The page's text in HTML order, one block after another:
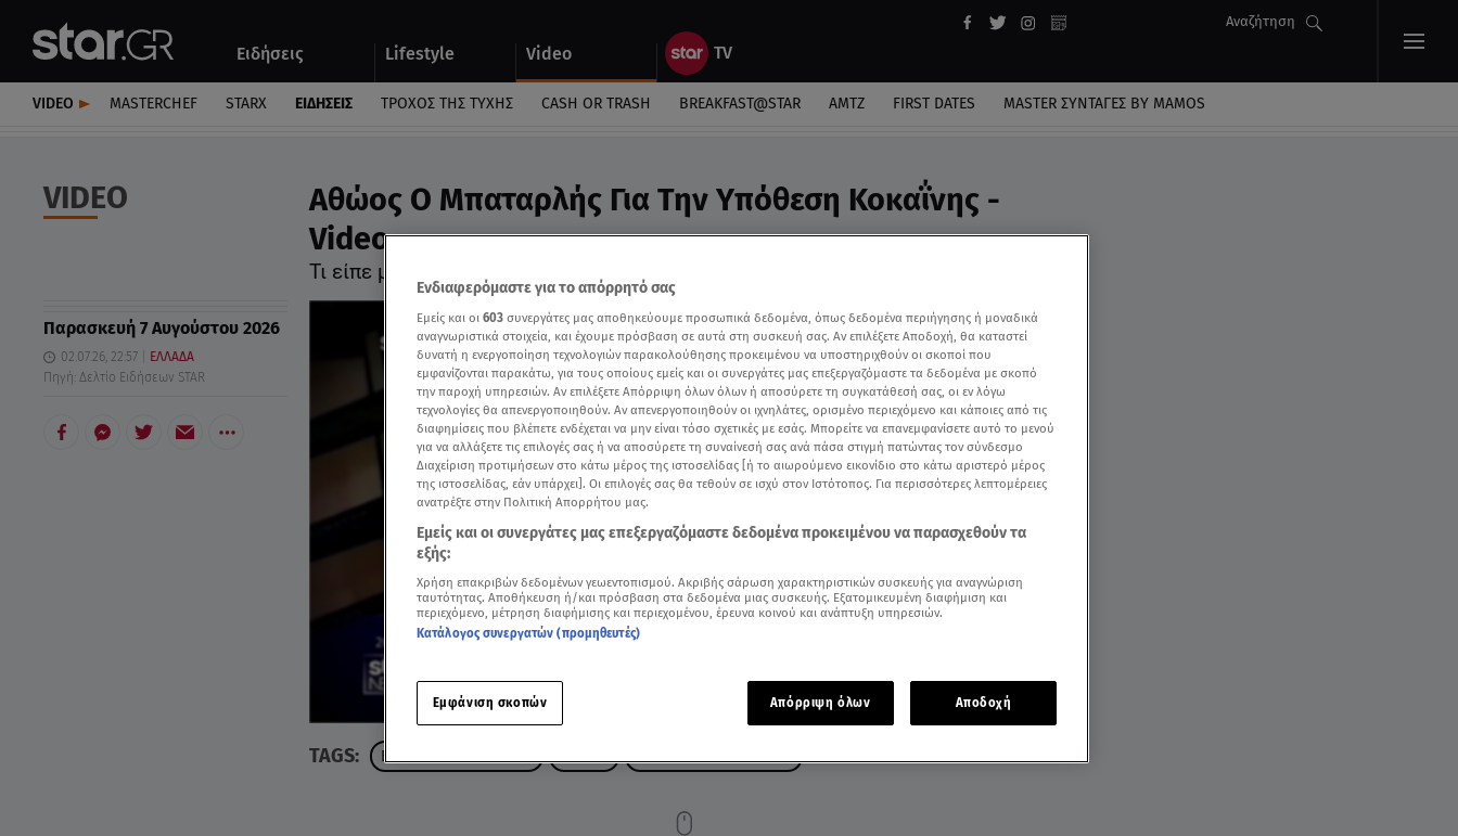
Ειδήσεις Lifestyle Video
Αναζήτηση
Αυτοκίνητο
VIDEO MASTERCHEF STARX ΕΙΔΉΣΕΙΣ ΤΡΟΧΌΣ ΤΗΣ ΤΎΧΗΣ CASH OR TRASH BREAKFAST@STAR ΑΜΤΖ FIRST DATES MASTER ΣΥΝΤΑΓΈΣ BY MAMOS
VIDEO
Αθώος Ο Μπαταρλής Για Την Υπόθεση Κοκαΐνης -
Video
Τι είπε μετά την απόφαση στο Star
Παρασκευή 7 Αυγούστου 2026
02.07.26, 22:57
ΕΛΛΑΔΑ
Πηγή: Δελτίο Ειδήσεων STAR
TAGS: ΒΑΓΓΕΛΗΣ ΜΠΑΤΑΡΛΗΣ
Ενδιαφερόμαστε για το απόρρητό σας
Εμείς και οι 603 συνεργάτες μας αποθηκεύουμε προσωπικά δεδομένα, όπως δεδομένα περιήγησης ή μοναδικά
αναγνωριστικά στοιχεία, και έχουμε πρόσβαση σε αυτά στη συσκευή σας. Αν επιλέξετε Αποδοχή, θα καταστεί
δυνατή η ενεργοποίηση τεχνολογιών παρακολούθησης προκειμένου να υποστηριχθούν οι σκοποί που
εμφανίζονται παρακάτω, για τους οποίους εμείς και οι συνεργάτες μας επεξεργαζόμαστε τα δεδομένα με σκοπό
την παροχή υπηρεσιών. Αν επιλέξετε Απόρριψη όλων όλων ή αποσύρετε τη συγκατάθεσή σας, οι εν λόγω
τεχνολογίες θα απενεργοποιηθούν. Αν απενεργοποιηθούν οι ιχνηλάτες, ορισμένο περιεχόμενο και κάποιες από τις
διαφημίσεις που βλέπετε ενδέχεται να μην είναι τόσο σχετικές με εσάς. Μπορείτε να επανεμφανίσετε αυτό το μενού
για να αλλάξετε τις επιλογές σας ή να αποσύρετε τη συναίνεσή σας ανά πάσα στιγμή πατώντας τον σύνδεσμο
Διαχείριση προτιμήσεων στο κάτω μέρος της ιστοσελίδας [ή το αιωρούμενο εικονίδιο στο κάτω αριστερό μέρος
της ιστοσελίδας, εάν υπάρχει]. Οι επιλογές σας θα τεθούν σε ισχύ στον Ιστότοπος. Για περισσότερες λεπτομέρειες
ανατρέξτε στην Πολιτική Απορρήτου μας.
Εμείς και οι συνεργάτες μας επεξεργαζόμαστε δεδομένα προκειμένου να παρασχεθούν τα
εξής:
Χρήση επακριβών δεδομένων γεωεντοπισμού. Ακριβής σάρωση χαρακτηριστικών συσκευής για αναγνώριση
ταυτότητας. Αποθήκευση ή/και πρόσβαση στα δεδομένα μιας συσκευής. Εξατομικευμένη διαφήμιση και
περιεχόμενο, μέτρηση διαφήμισης και περιεχομένου, έρευνα κοινού και ανάπτυξη υπηρεσιών.
Κατάλογος συνεργατών (προμηθευτές)
Εμφάνιση σκοπών Απόρριψη όλων Αποδοχή